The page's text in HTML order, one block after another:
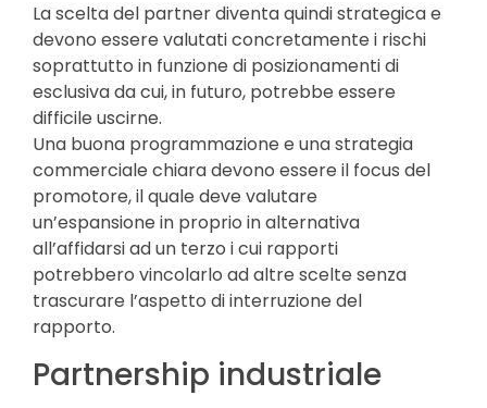
La scelta del partner diventa quindi strategica e
devono essere valutati concretamente i rischi
soprattutto in funzione di posizionamenti di
esclusiva da cui, in futuro, potrebbe essere
difficile uscirne.
Una buona programmazione e una strategia
commerciale chiara devono essere il focus del
promotore, il quale deve valutare
un’espansione in proprio in alternativa
all’affidarsi ad un terzo i cui rapporti
potrebbero vincolarlo ad altre scelte senza
trascurare l’aspetto di interruzione del
rapporto.
Partnership industriale